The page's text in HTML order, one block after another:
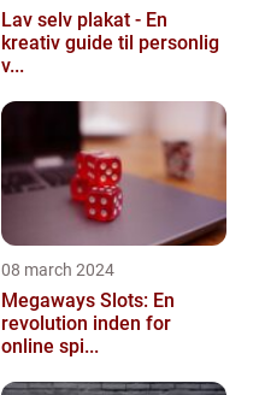
Lav selv plakat - En
kreativ guide til personlig
v...
08 march 2024
Megaways Slots: En
revolution inden for
online spi...